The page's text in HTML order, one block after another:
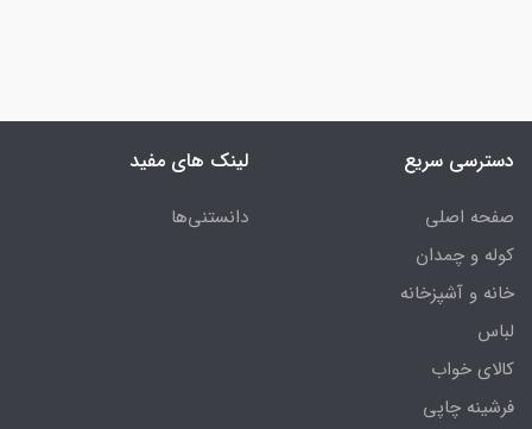
دسترسی سریع
صفحه اصلی
کوله و چمدان
خانه و آشپزخانه
لباس
کالای خواب
فرشینه چاپی
لینک های مفید
دانستنی‌ها